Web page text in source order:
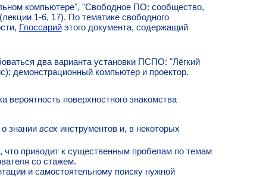
компьютере", "Свободное ПО: сообщество,
(лекции 1-6, 17). По тематике свободного
Глоссарийэтого документа, содержащий
два варианта установки ПСПО: "Лёгкий
демонстрационный компьютер и проектор.
поверхностного знакомства
знании всехинструментов и, в некоторых
что приводит к существенным пробелам по темам
со стажем.
и самостоятельному поиску нужной